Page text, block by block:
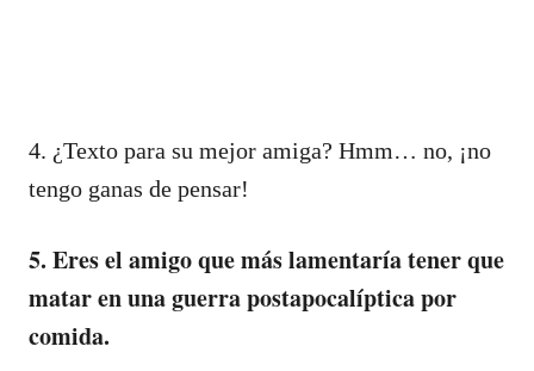
4. ¿Texto para su mejor amiga? Hmm… no, ¡no
tengo ganas de pensar!
5. Eres el amigo que más lamentaría tener que
matar en una guerra postapocalíptica por
comida.